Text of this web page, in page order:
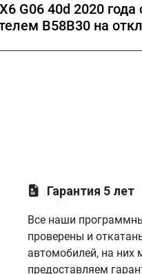
G06 40d 2020 года
B58B30 на
Гарантия 5 лет
Все наши
проверены и
автомобилей, на них
предоставляем